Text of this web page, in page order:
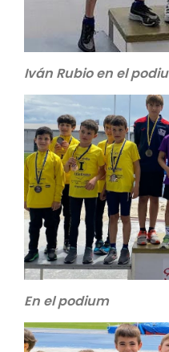
Iván Rubio en el
En el podium